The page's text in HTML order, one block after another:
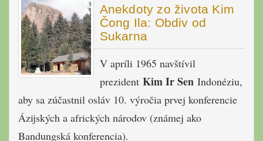
Anekdoty zo života Kim
Čong Ila: Obdiv od
Sukarna
V apríli 1965 navštívil
prezident Kim Ir SenIndonéziu,
aby sa zúčastnil osláv 10. výročia prvej konferencie
Ázijských a afrických národov (známej ako